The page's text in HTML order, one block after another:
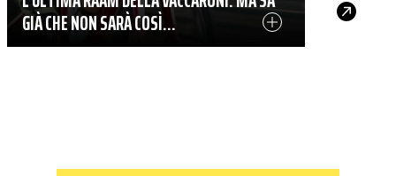
GIÀ CHE NON SARÀ COSÌ…